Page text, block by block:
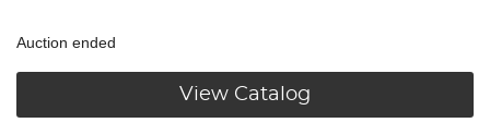
Auction ended
View Catalog